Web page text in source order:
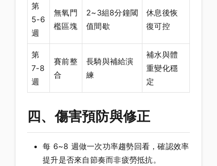
第
5-6
週
無氧門
檻區塊
2~3組8分鐘閾
值間歇
休息後恢
復可控
第
7-8
週
賽前整
合
長騎與補給演
練
補水與體
重變化穩
定
四、傷害預防與修正
每 6~8 週做一次功率趨勢回看，確認效率
提升是否來自節奏而非疲勞抵抗。